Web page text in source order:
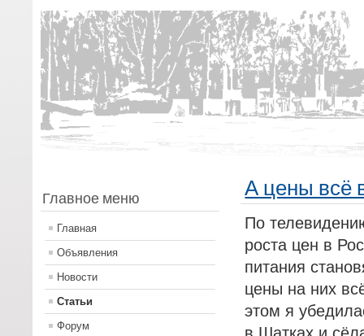
Главное меню
Главная
Объявления
Новости
Статьи
Форум
А цены
По
роста цен в
питания
цены на них
этом я